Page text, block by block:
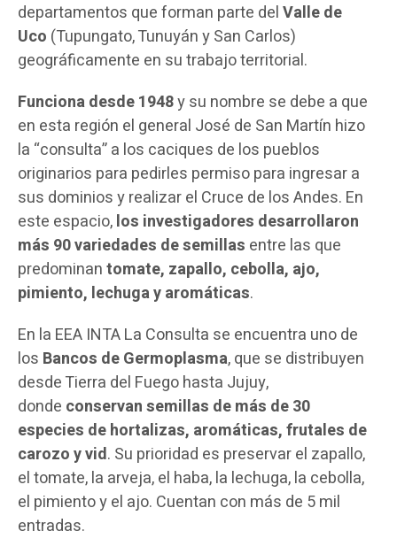
departamentos que forman parte delValle de
Uco (Tupungato, Tunuyán y San Carlos)
geográficamente en su trabajo territorial.
Funciona desde 1948y su nombre se debe a que
en esta región el general José de San Martín hizo
la “consulta” a los caciques de los pueblos
originarios para pedirles permiso para ingresar a
sus dominios y realizar el Cruce de los Andes. En
este espacio,los investigadores desarrollaron
más 90 variedades de semillas entre las que
predominantomate, zapallo, cebolla, ajo,
pimiento, lechuga y aromáticas.
En la EEA INTA La Consulta se encuentra uno de
los Bancos de Germoplasma, que se distribuyen
desde Tierra del Fuego hasta Jujuy,
donde conservan semillas de más de 30
especies de hortalizas, aromáticas, frutales de
carozo y vid. Su prioridad es preservar el zapallo,
el tomate, la arveja, el haba, la lechuga, la cebolla,
el pimiento y el ajo. Cuentan con más de 5 mil
entradas.